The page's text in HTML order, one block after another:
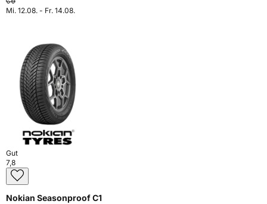
Mi. 12.08. - Fr. 14.08.
Gut
7,8
Nokian Seasonproof C1